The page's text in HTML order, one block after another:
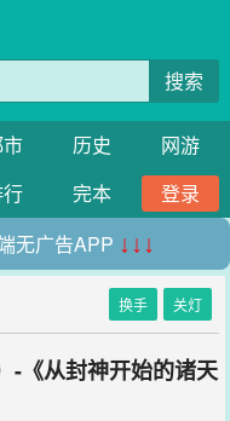
搜索
历史
网游
完本
登录
无广告APP ↓↓↓
换手 关灯
-《从封神开始的诸天